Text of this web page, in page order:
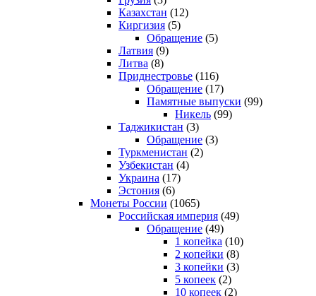
Казахстан (12)
Киргизия (5)
Обращение (5)
Латвия (9)
Литва (8)
Приднестровье (116)
Обращение (17)
Памятные выпуски (99)
Никель (99)
Таджикистан (3)
Обращение (3)
Туркменистан (2)
Узбекистан (4)
Украина (17)
Эстония (6)
Монеты России (1065)
Российская империя (49)
Обращение (49)
1 копейка (10)
2 копейки (8)
3 копейки (3)
5 копеек (2)
10 копеек (2)